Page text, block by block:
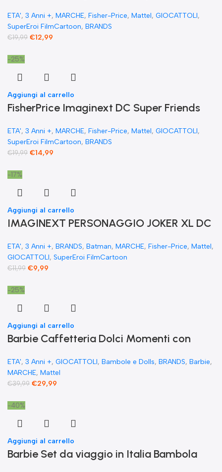
ETA', 3 Anni +, MARCHE, Fisher-Price, Mattel, GIOCATTOLI,
SuperEroi FilmCartoon, BRANDS
€19,99 €12,99
-25%
Aggiungi al carrello
FisherPrice Imaginext DC Super Friends
cm figure snodabile
ETA', 3 Anni +, MARCHE, Fisher-Price, Mattel, GIOCATTOLI,
SuperEroi FilmCartoon, BRANDS
€19,99 €14,99
-17%
Aggiungi al carrello
IMAGINEXT PERSONAGGIO JOKER XL DC
ETA', 3 Anni +, BRANDS, Batman, MARCHE, Fisher-Price, Mattel,
GIOCATTOLI, SuperEroi FilmCartoon
€11,99 €9,99
-25%
Aggiungi al carrello
​Barbie Caffetteria Dolci Momenti con
accessori
ETA', 3 Anni +, GIOCATTOLI, Bambole e Dolls, BRANDS, Barbie,
MARCHE, Mattel
€39,99 €29,99
-40%
Aggiungi al carrello
Barbie Set da viaggio in Italia Bambola